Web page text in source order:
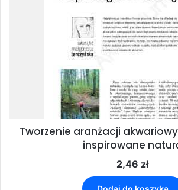
Tworzenie aranżacji
inspirowane
2,46 zł